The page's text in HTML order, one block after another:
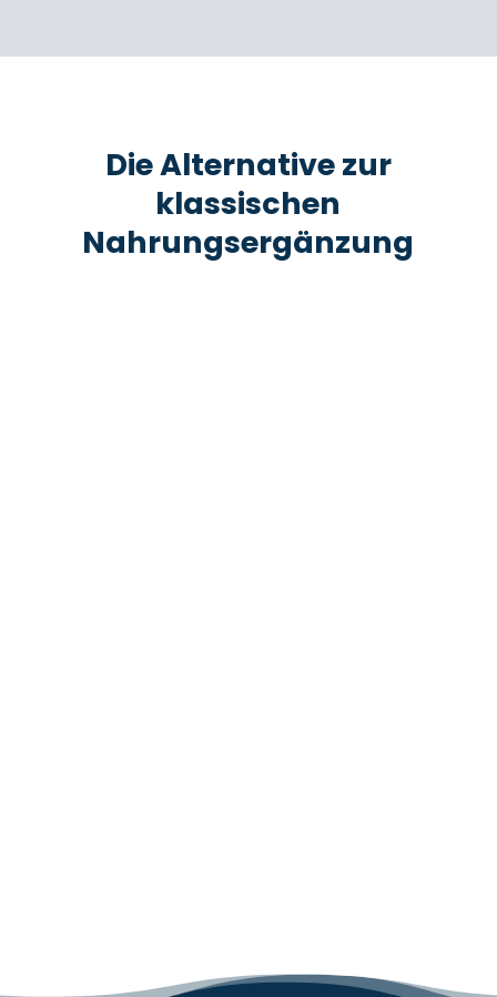
Die Alternative zur
klassischen
Nahrungsergänzung